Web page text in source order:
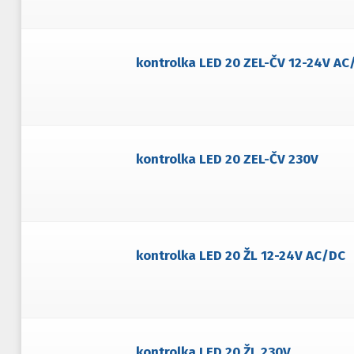
kontrolka LED 20 ZEL-ČV 12-24V
kontrolka LED 20 ZEL-ČV 230V
kontrolka LED 20 ŽL 12-24V AC/DC